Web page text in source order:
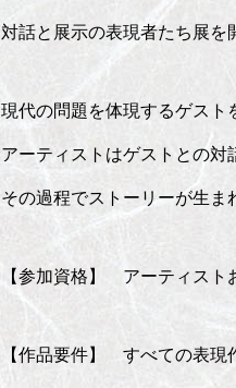
対話と展示の表現者たち展を
現代の問題を体現するゲスト
アーティストはゲストとの
その過程でスト
【参加資格】 アーティスト
【作品要件】 すべての表現